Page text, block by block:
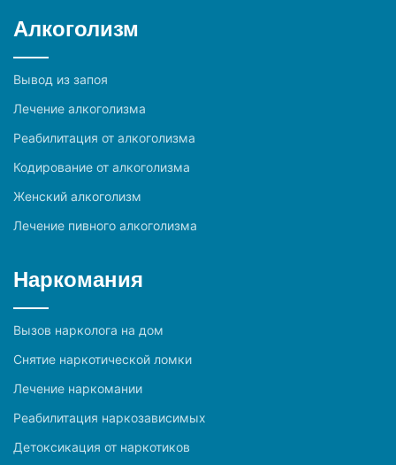
Алкоголизм
Вывод из запоя
Лечение алкоголизма
Реабилитация от алкоголизма
Кодирование от алкоголизма
Женский алкоголизм
Лечение пивного алкоголизма
Наркомания
Вызов нарколога на дом
Снятие наркотической ломки
Лечение наркомании
Реабилитация наркозависимых
Детоксикация от наркотиков